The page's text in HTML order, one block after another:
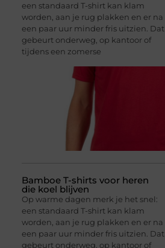
een standaard T-shirt kan klam
worden, aan je rug plakken en er na
een paar uur minder fris uitzien. Dat
gebeurt onderweg, op kantoor of
tijdens een zomerse
Bamboe T-shirts voor heren
die koel blijven
Op warme dagen merk je het snel:
een standaard T-shirt kan klam
worden, aan je rug plakken en er na
een paar uur minder fris uitzien. Dat
gebeurt onderweg, op kantoor of